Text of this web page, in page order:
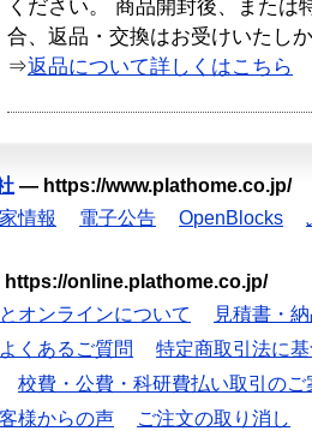
ください。 商品開封後、または
合、返品・交換はお受けいたし
⇒返品について詳しくはこちら
— https://www.plathome.co.jp/
情報 電子公告 OpenBlocks
https://online.plathome.co.jp/
オンラインについて
見積書・
よくあるご質問
特定商取引法に
校費・公費・科研費払い取引のご
様からの声 ご注文の取り消し